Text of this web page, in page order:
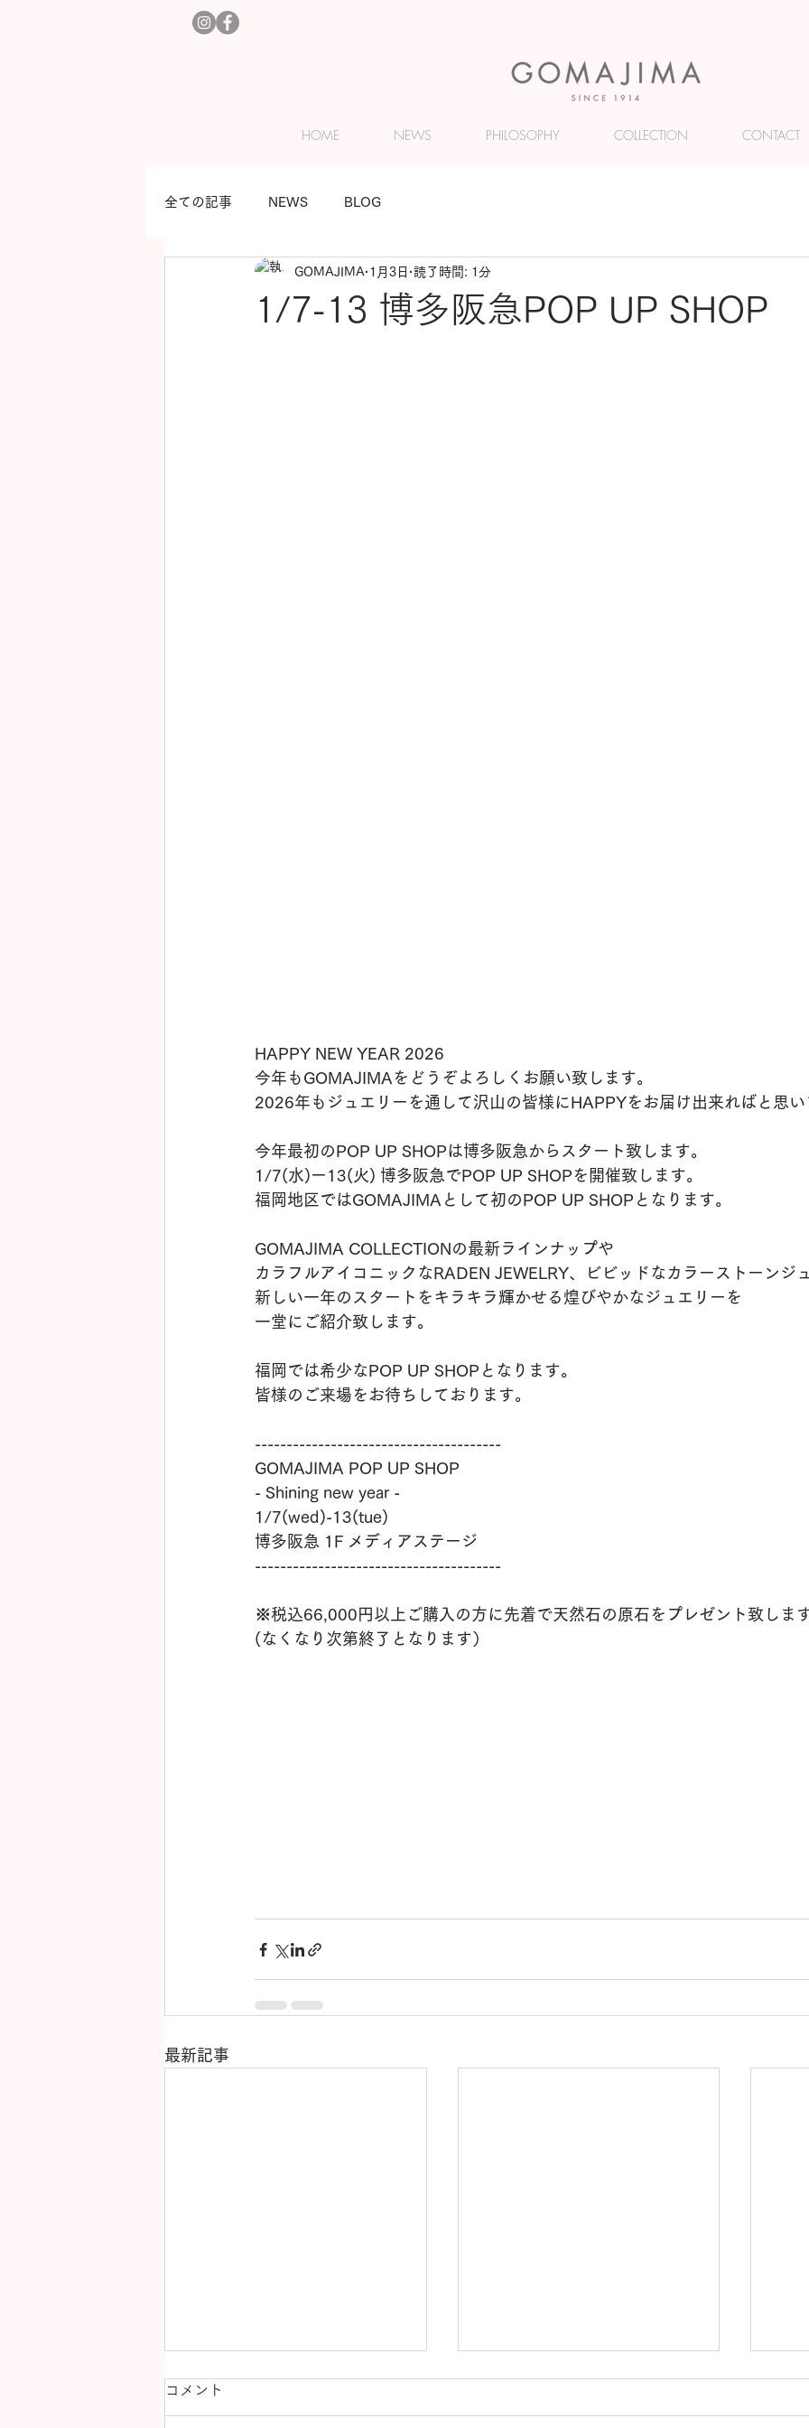
HOME NEWS PHILOSOPHY COLLECTION CONTACT
全ての記事 NEWS BLOG
1/7-13 博多阪急POP UP SHOP
GOMAJIMA 1月3日 読了時間: 1分
HAPPY NEW YEAR 2026
今年もGOMAJIMAをどうぞよろしくお願い致します。
2026年もジュエリーを通して沢山の皆様にHAPPYをお届け出来ればと思い
今年最初のPOP UP SHOPは博多阪急からスタート致します。
1/7(水)ー13(火) 博多阪急でPOP UP SHOPを開催致します。
福岡地区ではGOMAJIMAとして初のPOP UP SHOPとなります。
GOMAJIMA COLLECTIONの最新ラインナップや
カラフルアイコニックなRADEN JEWELRY、ビビッドなカラーストーンジ
新しい一年のスタートをキラキラ輝かせる煌びやかなジュエリーを
一堂にご紹介致します。
福岡では希少なPOP UP SHOPとなります。
皆様のご来場をお待ちしております。
---------------------------------------
GOMAJIMA POP UP SHOP
- Shining new year -
1/7(wed)-13(tue)
博多阪急 1F メディアステージ
---------------------------------------
※税込66,000円以上ご購入の方に先着で天然石の原石をプレゼント致しま
(なくなり次第終了となります）
最新記事
コメント